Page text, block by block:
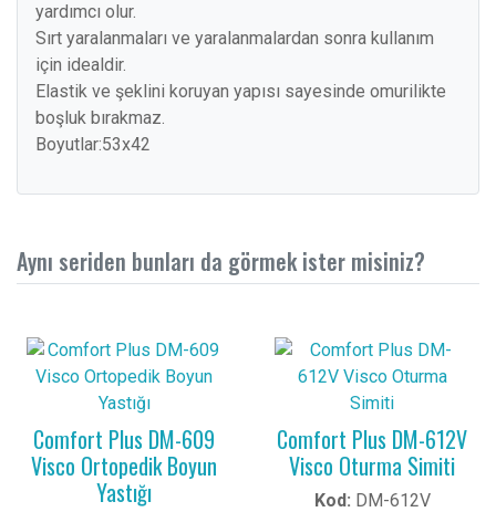
yardımcı olur.
Sırt yaralanmaları ve yaralanmalardan sonra kullanım
için idealdir.
Elastik ve şeklini koruyan yapısı sayesinde omurilikte
boşluk bırakmaz.
Boyutlar:53x42
Aynı seriden bunları da görmek ister misiniz?
Comfort Plus DM-609
Visco Ortopedik Boyun
Yastığı
Comfort Plus DM-612V
Visco Oturma Simiti
Kod: DM-612V